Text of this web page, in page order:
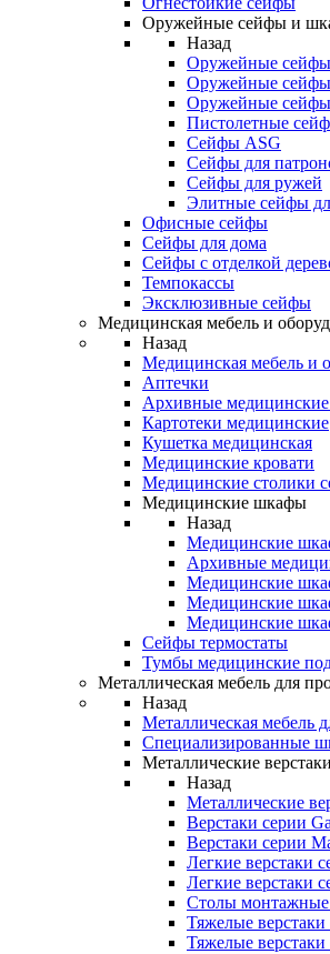
Оружейные сейфы и
Назад
Оружейные
Оружейные
Оружейные
Пистолетные
Сейфы ASG
Сейфы для
Сейфы для ружей
Элитные сейфы
Офисные сейфы
Сейфы для дома
Сейфы с отделкой
Темпокассы
Эксклюзивные сейфы
Медицинская мебель и
Назад
Медицинская мебель и
Аптечки
Архивные медицинские
Картотеки медицинские
Кушетка медицинская
Медицинские кровати
Медицинские столики
Медицинские шкафы
Назад
Медицинские
Архивные
Медицинские
Медицинские
Медицинские
Сейфы термостаты
Тумбы медицинские
Металлическая мебель для
Назад
Металлическая мебель
Cпециализированные
Металлические верстаки
Назад
Металлические
Верстаки серии
Верстаки серии
Легкие верстаки
Легкие верстаки
Столы
Тяжелые верстаки
Тяжелые